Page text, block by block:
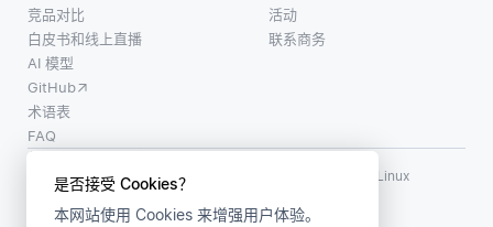
是否接受 Cookies？
本网站使用 Cookies 来增强用户体验。
竞品对比
白皮书和线上直播
AI 模型
GitHub
术语表
FAQ
活动
联系商务
使用条款
LF AI、LF AI & Data、Milvus，以及相关的开源项目名称为 Linux
Foundation 所有商标
版权所有 ©2026 上海赜睿信息科技有限公司保留所有权利